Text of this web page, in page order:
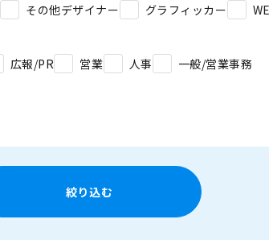
その他デザイナー グラフィッカー
広報/PR 営業 人事
一般/営業事務
絞り込む